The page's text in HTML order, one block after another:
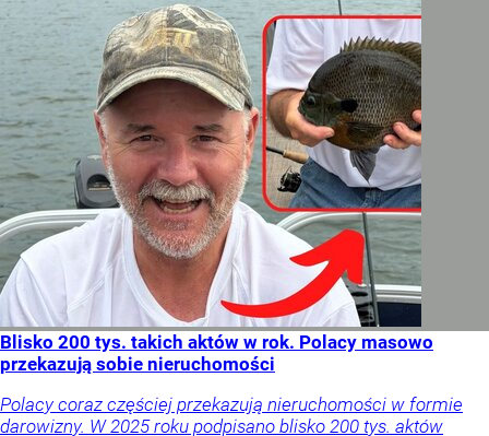
Blisko 200 tys. takich aktów w rok. Polacy masowo
przekazują sobie nieruchomości
Polacy coraz częściej przekazują nieruchomości w formie
darowizny. W 2025 roku podpisano blisko 200 tys. aktów